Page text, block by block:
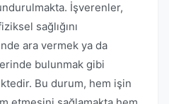
İşverenler,
sağlığını
ara vermek ya da
bulunmak gibi
Bu durum, hem işin